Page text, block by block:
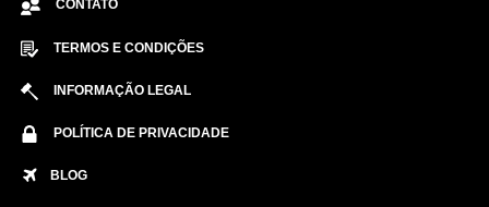
CONTATO
TERMOS E CONDIÇÕES
INFORMAÇÃO LEGAL
POLÍTICA DE PRIVACIDADE
BLOG